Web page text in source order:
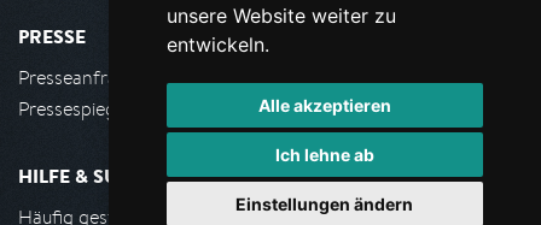
unsere Website weiter zu
entwickeln.
Alle akzeptieren
Ich lehne ab
Einstellungen ändern
PRESSE
Presseanfrage stellen
Pressespiegel
HILFE & SUPPORT
Häufig gestellte Fragen